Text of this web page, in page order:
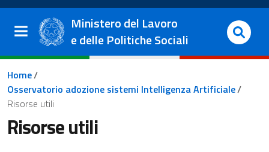
Salta al contenuto principale
Vai al footer
Ministero del Lavoro
e delle Politiche Sociali
Briciole di pane
Home/
Osservatorio adozione sistemi Intelligenza Artificiale/
Risorse utili
Risorse utili